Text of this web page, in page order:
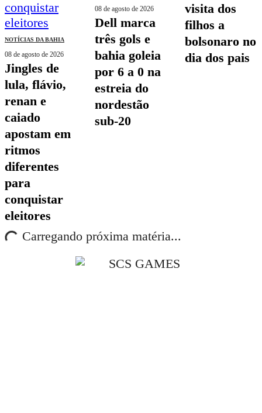
NOTÍCIAS DA BAHIA
08 de agosto de 2026
jingles de
lula, flávio,
renan e
caiado
apostam em
ritmos
diferentes
para
conquistar
eleitores
08 de agosto de 2026
dell marca
três gols e
bahia goleia
por 6 a 0 na
estreia do
nordestão
sub-20
visita dos
filhos a
bolsonaro no
dia dos pais
Carregando próxima matéria...